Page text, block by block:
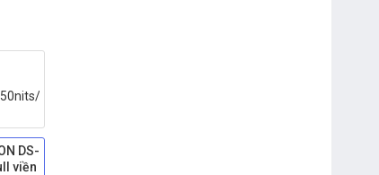
HDMI+Dsub+Audio/Cong)
DS-
viền